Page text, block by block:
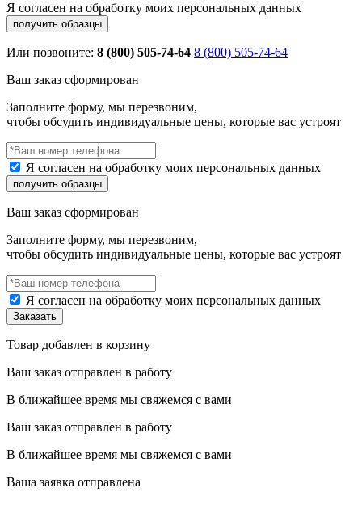
Я согласен на обработку моих персональных данных
Или позвоните: 8 (800) 505-74-64 8 (800) 505-74-64
Ваш заказ сформирован
Заполните форму, мы перезвоним,
чтобы обсудить индивидуальные цены, которые вас устроят
Я согласен на обработку моих персональных данных
Ваш заказ сформирован
Заполните форму, мы перезвоним,
чтобы обсудить индивидуальные цены, которые вас устроят
Я согласен на обработку моих персональных данных
Товар добавлен в корзину
Ваш заказ отправлен в работу
В ближайшее время мы свяжемся с вами
Ваш заказ отправлен в работу
В ближайшее время мы свяжемся с вами
Ваша заявка отправлена